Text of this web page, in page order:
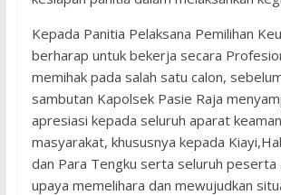
Kepada Panitia Pelaksana Pemilihan
berharap untuk bekerja secara
memihak pada salah satu calon,
sambutan Kapolsek Pasie Raja
apresiasi kepada seluruh aparat
masyarakat, khususnya kepada
dan Para Tengku serta seluruh peserta
upaya memelihara dan mewujudkan